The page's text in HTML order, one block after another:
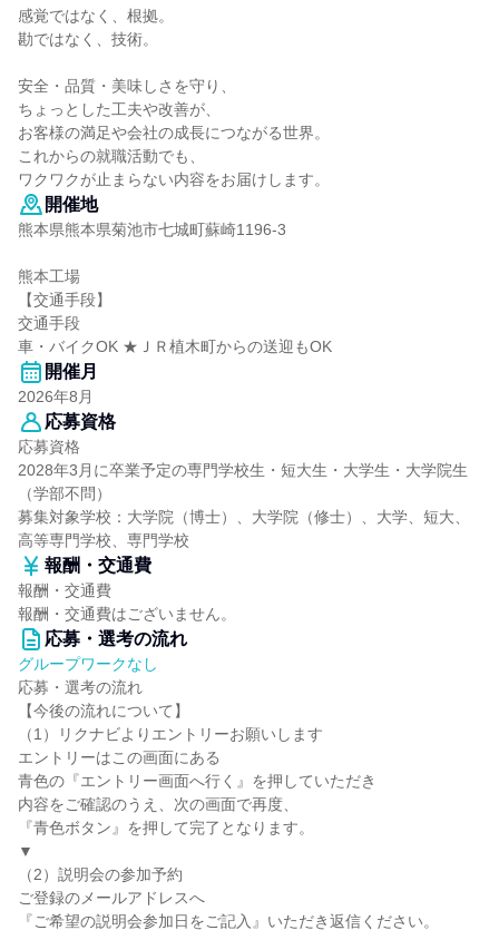
感覚ではなく、根拠。
勘ではなく、技術。
安全・品質・美味しさを守り、
ちょっとした工夫や改善が、
お客様の満足や会社の成長につながる世界。
これからの就職活動でも、
ワクワクが止まらない内容をお届けします。
開催地
熊本県熊本県菊池市七城町蘇崎1196-3
熊本工場
【交通手段】
交通手段
車・バイクOK ★ＪＲ植木町からの送迎もOK
開催月
2026年8月
応募資格
応募資格
2028年3月に卒業予定の専門学校生・短大生・大学生・大学院生
（学部不問）
募集対象学校：大学院（博士）、大学院（修士）、大学、短大、
高等専門学校、専門学校
報酬・交通費
報酬・交通費
報酬・交通費はございません。
応募・選考の流れ
グループワークなし
応募・選考の流れ
【今後の流れについて】
（1）リクナビよりエントリーお願いします
エントリーはこの画面にある
青色の『エントリー画面へ行く』を押していただき
内容をご確認のうえ、次の画面で再度、
『青色ボタン』を押して完了となります。
▼
（2）説明会の参加予約
ご登録のメールアドレスへ
『ご希望の説明会参加日をご記入』いただき返信ください。